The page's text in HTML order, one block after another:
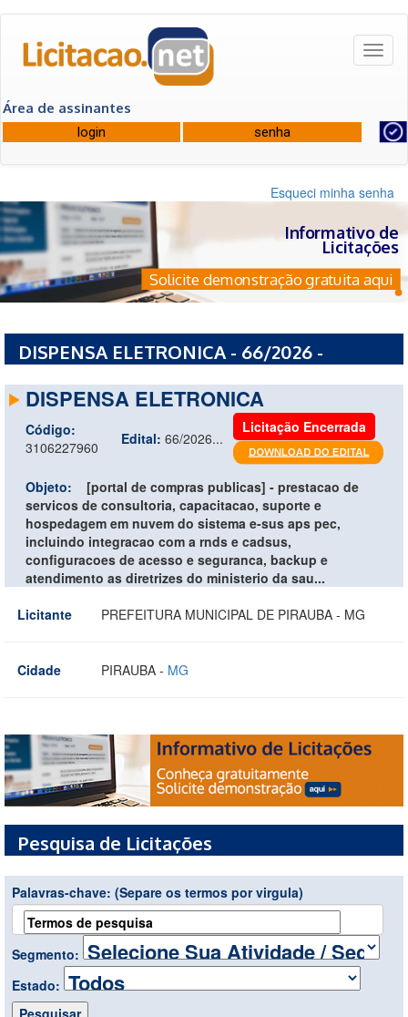
Área de assinantes
Esqueci minha senha
Informativo de
Licitações
Solicite demonstração gratuita aqui
DISPENSA ELETRONICA - 66/2026 -
DISPENSA ELETRONICA
Código:
3106227960
Edital: 66/2026...
Licitação Encerrada
Objeto:
[portal de compras publicas] - prestacao de
servicos de consultoria, capacitacao, suporte e
hospedagem em nuvem do sistema e-sus aps pec,
incluindo integracao com a rnds e cadsus,
configuracoes de acesso e seguranca, backup e
atendimento as diretrizes do ministerio da sau...
Licitante
PREFEITURA MUNICIPAL DE PIRAUBA - MG
Cidade PIRAUBA - MG
Pesquisa de Licitações
Palavras-chave: (Separe os termos por virgula)
Segmento:
Estado: